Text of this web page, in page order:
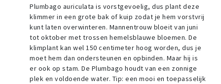
Plumbago auriculata is vorstgevoelig, dus plant deze
klimmer in een grote bak of kuip zodat je hem vorstvrij
kunt laten overwinteren. Mannentrouw bloeit van juni
tot oktober met trossen hemelsblauwe bloemen. De
klimplant kan wel 150 centimeter hoog worden, dus je
moet hem dan ondersteunen en opbinden. Maar hij is
er ook op stam. De Plumbago houdt van een zonnige
plek en voldoende water. Tip: een mooi en toepasselijk